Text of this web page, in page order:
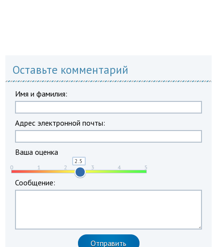
Оставьте комментарий
Имя и фамилия:
Адрес электронной почты:
Ваша оценка
Сообщение: